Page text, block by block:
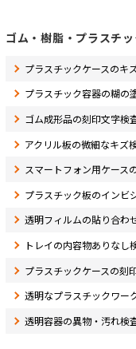
ゴム・樹脂・プラスチ
プラスチックケースのキ
プラスチック容器の糊の
ゴム成形品の刻印文字検
アクリル板の微細なキズ
スマートフォン用ケース
プラスチック板のインビ
透明フィルムの貼り合わ
トレイの内容物ありなし
プラスチックケースの刻
透明なプラスチックワー
透明容器の異物・汚れ検